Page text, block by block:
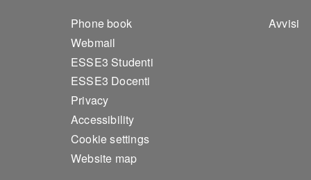
Footer 1
Phone book
Webmail
ESSE3 Studenti
ESSE3 Docenti
Privacy
Accessibility
Cookie settings
Website map
Avvisi